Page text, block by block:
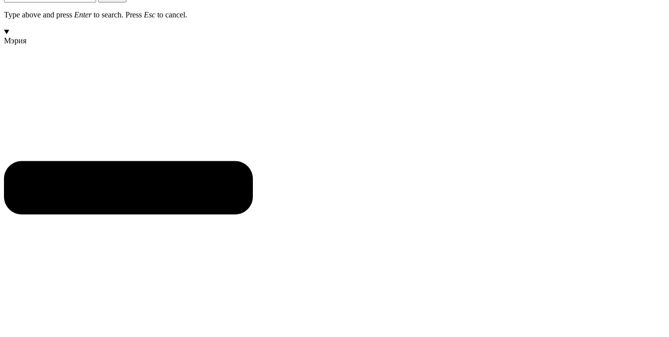
Type above and press Enterto search. Press Esc to cancel.
Мэрия